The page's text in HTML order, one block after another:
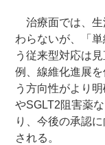
治療面では、生
わらないが、「
う従来型対応は
例、線維化進展
う方向性がより
やSGLT2阻害薬
り、今後の承認
される。